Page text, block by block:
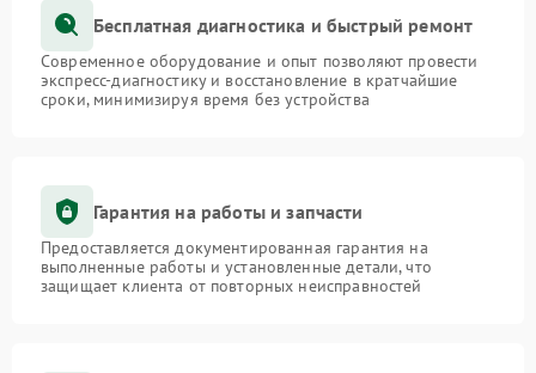
Бесплатная диагностика и быстрый ремонт
Современное оборудование и опыт позволяют провести
экспресс-диагностику и восстановление в кратчайшие
сроки, минимизируя время без устройства
Гарантия на работы и запчасти
Предоставляется документированная гарантия на
выполненные работы и установленные детали, что
защищает клиента от повторных неисправностей